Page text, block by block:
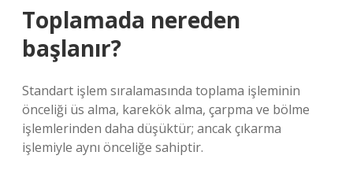
Toplamada nereden
başlanır?
Standart işlem sıralamasında toplama işleminin
önceliği üs alma, karekök alma, çarpma ve bölme
işlemlerinden daha düşüktür; ancak çıkarma
işlemiyle aynı önceliğe sahiptir.